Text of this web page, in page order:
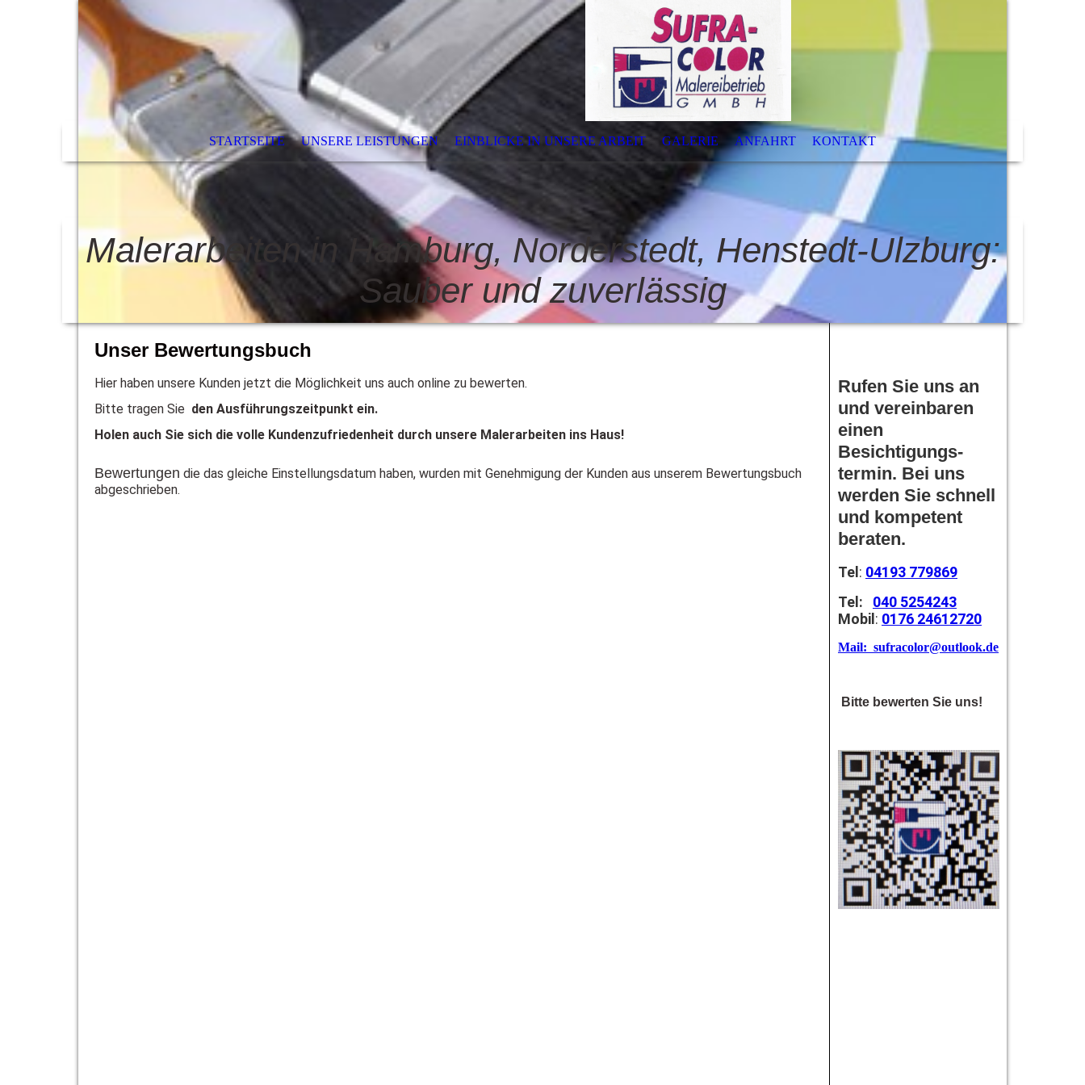
STARTSEITE UNSERE LEISTUNGEN EINBLICKE IN UNSERE ARBEIT GALERIE ANFAHRT KONTAKT
Malerarbeiten in Hamburg, Norderstedt, Henstedt-Ulzburg:
Sauber und zuverlässig
Unser Bewertungsbuch
Hier haben unsere Kunden jetzt die Möglichkeit uns auch online zu bewerten.
Bitte tragen Sie den Ausführungszeitpunkt ein.
Holen auch Sie sich die volle Kundenzufriedenheit durch unsere Malerarbeiten ins Haus!
Bewertungen die das gleiche Einstellungsdatum haben, wurden mit Genehmigung der Kunden aus unserem Bewertungsbuch
abgeschrieben.
Rufen Sie uns an
und vereinbaren
einen
Besichtigungs-
termin. Bei uns
werden Sie schnell
und kompetent
beraten.
Tel: 04193 779869
Tel: 040 5254243
Mobil: 0176 24612720
Mail: sufracolor@outlook.de
Bitte bewerten Sie uns!